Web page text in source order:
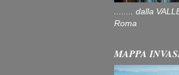
........ dalla
Roma
MAPPA